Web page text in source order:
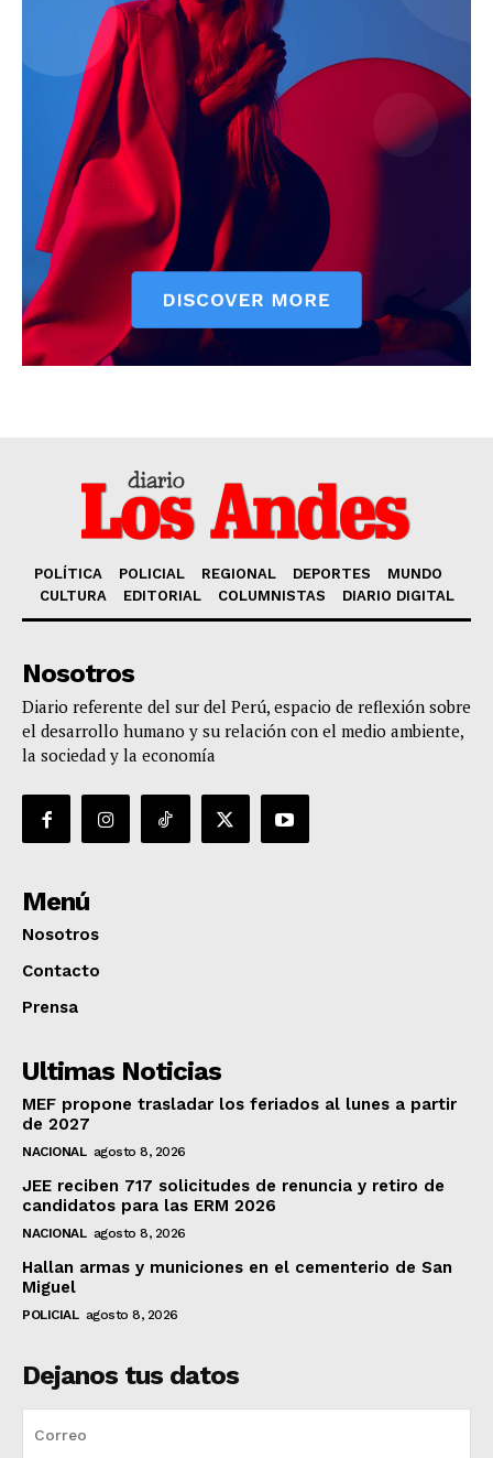
POLÍTICA POLICIAL REGIONAL DEPORTES
MUNDO
CULTURA
EDITORIAL COLUMNISTAS DIARIO DIGITAL
Nosotros
Diario referente del sur del Perú, espacio de reflexión sobre
el desarrollo humano y su relación con el medio ambiente,
la sociedad y la economía
Menú
Nosotros
Contacto
Prensa
Ultimas Noticias
MEF propone trasladar los feriados al lunes a partir
de 2027
NACIONAL agosto 8, 2026
JEE reciben 717 solicitudes de renuncia y retiro de
candidatos para las ERM 2026
NACIONAL agosto 8, 2026
Hallan armas y municiones en el cementerio de San
Miguel
POLICIAL agosto 8, 2026
Dejanos tus datos